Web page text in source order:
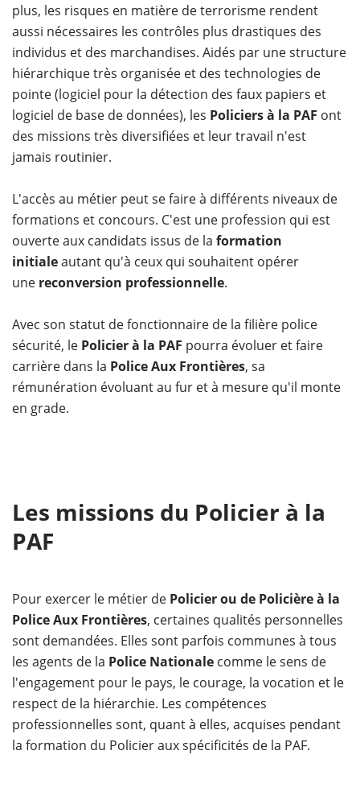
plus, les risques en matière de terrorisme rendent
aussi nécessaires les contrôles plus drastiques des
individus et des marchandises. Aidés par une structure
hiérarchique très organisée et des technologies de
pointe (logiciel pour la détection des faux papiers et
logiciel de base de données), les Policiers à la PAF ont
des missions très diversifiées et leur travail n'est
jamais routinier.
L'accès au métier peut se faire à différents niveaux de
formations et concours. C'est une profession qui est
ouverte aux candidats issus de la formation
initialeautant qu'à ceux qui souhaitent opérer
une reconversion professionnelle.
Avec son statut de fonctionnaire de la filière police
sécurité, le Policier à la PAF pourra évoluer et faire
carrière dans la Police Aux Frontières, sa
rémunération évoluant au fur et à mesure qu'il monte
en grade.
Les missions du Policier à la
PAF
Pour exercer le métier de Policier ou de Policière à la
Police Aux Frontières, certaines qualités personnelles
sont demandées. Elles sont parfois communes à tous
les agents de la Police Nationale comme le sens de
l'engagement pour le pays, le courage, la vocation et le
respect de la hiérarchie. Les compétences
professionnelles sont, quant à elles, acquises pendant
la formation du Policier aux spécificités de la PAF.